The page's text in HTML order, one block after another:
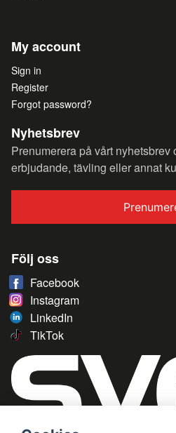
My account
Sign in
Register
Forgot password?
Nyhetsbrev
Prenumerera på vårt nyhetsbrev
erbjudande, tävling eller annat
Följ oss
Facebook
Instagram
LinkedIn
TikTok